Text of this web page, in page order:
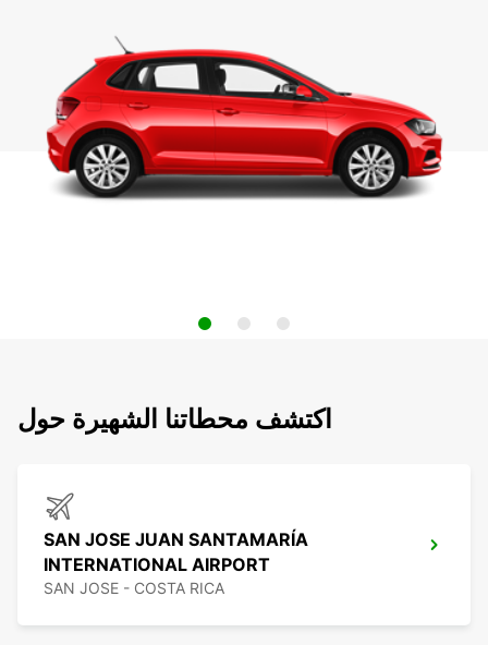
اكتشف محطاتنا الشهيرة حول
SAN JOSE JUAN SANTAMARÍA
INTERNATIONAL AIRPORT
SAN JOSE - COSTA RICA